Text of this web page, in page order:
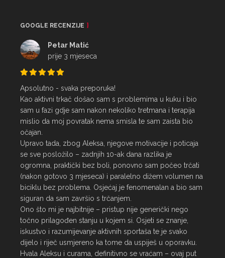
GOOGLE RECENZIJE
Petar Matić
prije 3 mjeseca
Apsolutno - svaka preporuka!
Kao aktivni trkač došao sam s problemima u kuku i bio
sam u fazi gdje sam nakon nekoliko tretmana i terapija
mislio da moj povratak nema smisla te sam zaista bio
očajan.
Upravo tada, zbog Aleksa, njegove motivacije i poticaja
se sve posložilo – zadnjih 10-ak dana razlika je
ogromna, praktički bez boli, ponovno sam počeo trčati
(nakon gotovo 3 mjeseca) i paralelno dižem volumen na
biciklu bez problema. Osjećaj je fenomenalan a bio sam
siguran da sam završio s trčanjem.
Ono što mi je najbitnije – pristup nije generički nego
točno prilagođen stanju u kojem si. Osjeti se znanje,
iskustvo i razumijevanje aktivnih sportaša te je svako
dijelo i riječ usmjereno ka tome da uspiješ u oporavku.
Hvala Aleksu i curama, definitivno se vraćam – ovaj put